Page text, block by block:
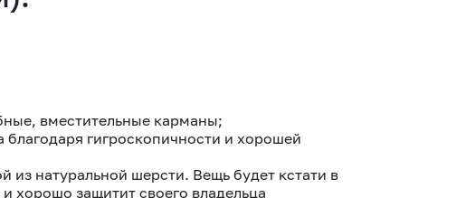
вместительные карманы;
гигроскопичности и хорошей
из натуральной шерсти. Вещь будет кстати в
хорошо защитит своего владельца